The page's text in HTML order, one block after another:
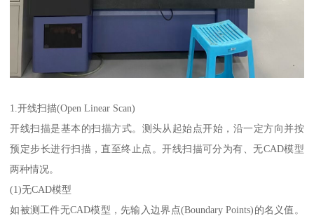
1.开线扫描(Open Linear Scan)
开线扫描是基本的扫描方式。测头从起始点开始，沿一定方向并按
预定步长进行扫描，直至终止点。开线扫描可分为有、无CAD模型
两种情况。
(1)无CAD模型
如被测工件无CAD模型，先输入边界点(Boundary Points)的名义值。